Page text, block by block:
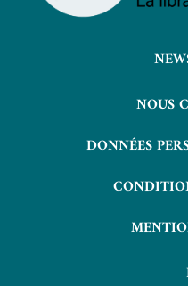
NOUS
DONNÉES